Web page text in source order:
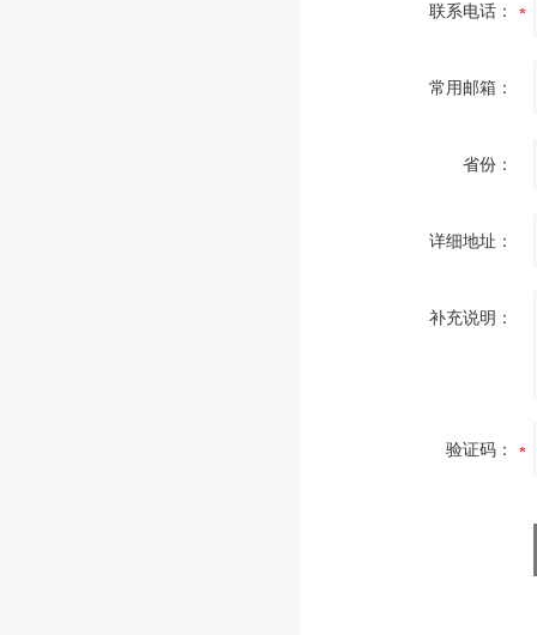
联系电话：
常用邮箱：
省份：
详细地址：
补充说明：
验证码：